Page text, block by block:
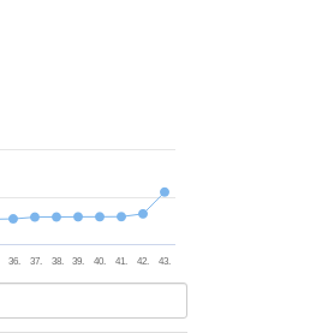
36. 37. 38. 39. 40. 41. 42. 43.